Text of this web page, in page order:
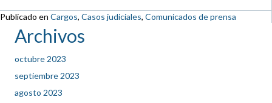
Publicado en Cargos, Casos judiciales, Comunicados de prensa
Archivos
octubre 2023
septiembre 2023
agosto 2023